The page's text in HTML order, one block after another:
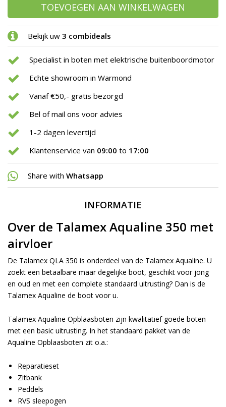
TOEVOEGEN AAN WINKELWAGEN
Bekijk uw 3 combideals
Specialist in boten met elektrische buitenboordmotor
Echte showroom in Warmond
Vanaf €50,- gratis bezorgd
Bel of mail ons voor advies
1-2 dagen levertijd
Klantenservice van 09:00 to 17:00
Share with Whatsapp
INFORMATIE
Over de Talamex Aqualine 350 met
airvloer
De Talamex QLA 350 is onderdeel van de Talamex Aqualine. U
zoekt een betaalbare maar degelijke boot, geschikt voor jong
en oud en met een complete standaard uitrusting? Dan is de
Talamex Aqualine de boot voor u.
Talamex Aqualine Opblaasboten zijn kwalitatief goede boten
met een basic uitrusting. In het standaard pakket van de
Aqualine Opblaasboten zit o.a.:
Reparatieset
Zitbank
Peddels
RVS sleepogen